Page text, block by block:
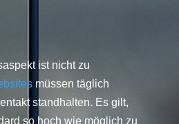
ist nicht zu
müssen täglich
standhalten. Es gilt,
so hoch wie möglich zu